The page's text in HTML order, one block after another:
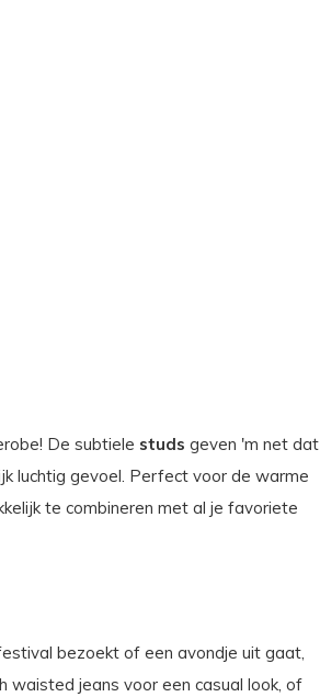
De subtiele studs geven 'm net dat
luchtig gevoel. Perfect voor de warme
te combineren met al je favoriete
bezoekt of een avondje uit gaat,
waisted jeans voor een casual look, of